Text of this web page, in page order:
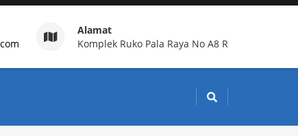
Alamat
Komplek Ruko Pala Raya No A8 R